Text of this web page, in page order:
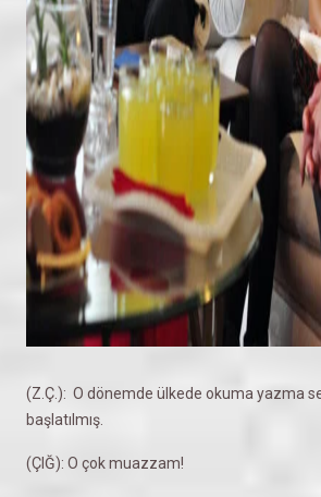
(Z.Ç.): O dönemde ülkede okuma yazma
başlatılmış.
(ÇIĞ): O çok muazzam!